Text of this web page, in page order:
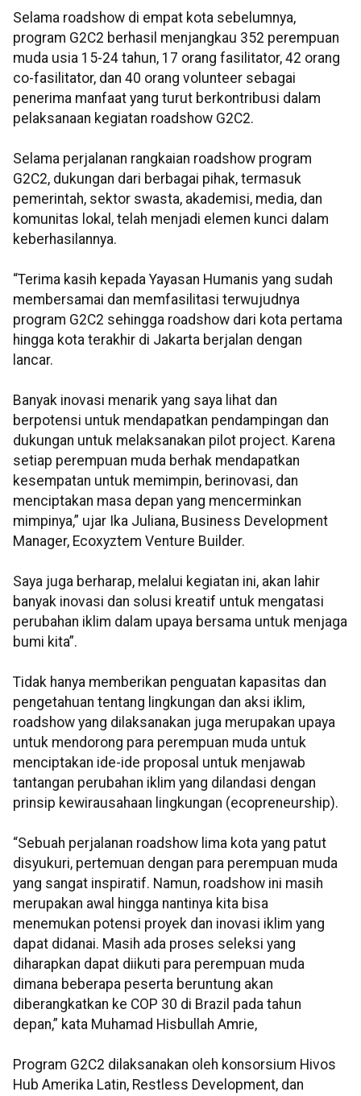
Selama roadshow di empat kota sebelumnya,
program G2C2 berhasil menjangkau 352 perempuan
muda usia 15-24 tahun, 17 orang fasilitator, 42 orang
co-fasilitator, dan 40 orang volunteer sebagai
penerima manfaat yang turut berkontribusi dalam
pelaksanaan kegiatan roadshow G2C2.
Selama perjalanan rangkaian roadshow program
G2C2, dukungan dari berbagai pihak, termasuk
pemerintah, sektor swasta, akademisi, media, dan
komunitas lokal, telah menjadi elemen kunci dalam
keberhasilannya.
“Terima kasih kepada Yayasan Humanis yang sudah
membersamai dan memfasilitasi terwujudnya
program G2C2 sehingga roadshow dari kota pertama
hingga kota terakhir di Jakarta berjalan dengan
lancar.
Banyak inovasi menarik yang saya lihat dan
berpotensi untuk mendapatkan pendampingan dan
dukungan untuk melaksanakan pilot project. Karena
setiap perempuan muda berhak mendapatkan
kesempatan untuk memimpin, berinovasi, dan
menciptakan masa depan yang mencerminkan
mimpinya,” ujar Ika Juliana, Business Development
Manager, Ecoxyztem Venture Builder.
Saya juga berharap, melalui kegiatan ini, akan lahir
banyak inovasi dan solusi kreatif untuk mengatasi
perubahan iklim dalam upaya bersama untuk menjaga
bumi kita”.
Tidak hanya memberikan penguatan kapasitas dan
pengetahuan tentang lingkungan dan aksi iklim,
roadshow yang dilaksanakan juga merupakan upaya
untuk mendorong para perempuan muda untuk
menciptakan ide-ide proposal untuk menjawab
tantangan perubahan iklim yang dilandasi dengan
prinsip kewirausahaan lingkungan (ecopreneurship).
“Sebuah perjalanan roadshow lima kota yang patut
disyukuri, pertemuan dengan para perempuan muda
yang sangat inspiratif. Namun, roadshow ini masih
merupakan awal hingga nantinya kita bisa
menemukan potensi proyek dan inovasi iklim yang
dapat didanai. Masih ada proses seleksi yang
diharapkan dapat diikuti para perempuan muda
dimana beberapa peserta beruntung akan
diberangkatkan ke COP 30 di Brazil pada tahun
depan,” kata Muhamad Hisbullah Amrie,
Program G2C2 dilaksanakan oleh konsorsium Hivos
Hub Amerika Latin, Restless Development, dan